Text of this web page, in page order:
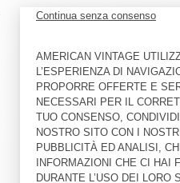
T-SHIRT BAMBINI GIXY
T-SHIRT DONNA AFOMA
€ 75 -30% € 52,50
T-SHIRT DONNA BEPOW
€ 70 -30% € 49